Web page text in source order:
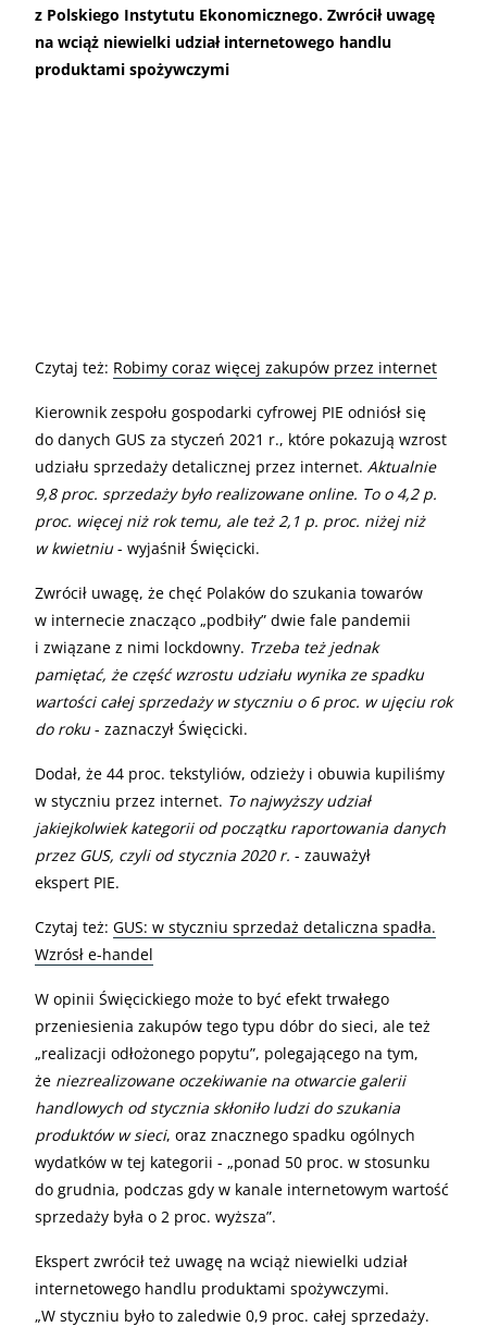
z Polskiego Instytutu Ekonomicznego. Zwrócił uwagę
na wciąż niewielki udział internetowego handlu
produktami spożywczymi
Czytaj też: Robimy coraz więcej zakupów przez internet
Kierownik zespołu gospodarki cyfrowej PIE odniósł się
do danych GUS za styczeń 2021 r., które pokazują wzrost
udziału sprzedaży detalicznej przez internet. Aktualnie
9,8 proc. sprzedaży było realizowane online. To o 4,2 p.
proc. więcej niż rok temu, ale też 2,1 p. proc. niżej niż
w kwietniu- wyjaśnił Święcicki.
Zwrócił uwagę, że chęć Polaków do szukania towarów
w internecie znacząco „podbiły” dwie fale pandemii
i związane z nimi lockdowny. Trzeba też jednak
pamiętać, że część wzrostu udziału wynika ze spadku
wartości całej sprzedaży w styczniu o 6 proc. w ujęciu rok
do roku- zaznaczył Święcicki.
Dodał, że 44 proc. tekstyliów, odzieży i obuwia kupiliśmy
w styczniu przez internet. To najwyższy udział
jakiejkolwiek kategorii od początku raportowania danych
przez GUS, czyli od stycznia 2020 r. - zauważył
ekspert PIE.
Czytaj też: GUS: w styczniu sprzedaż detaliczna spadła.
Wzrósł e-handel
W opinii Święcickiego może to być efekt trwałego
przeniesienia zakupów tego typu dóbr do sieci, ale też
„realizacji odłożonego popytu”, polegającego na tym,
że niezrealizowane oczekiwanie na otwarcie galerii
handlowych od stycznia skłoniło ludzi do szukania
produktów w sieci, oraz znacznego spadku ogólnych
wydatków w tej kategorii - „ponad 50 proc. w stosunku
do grudnia, podczas gdy w kanale internetowym wartość
sprzedaży była o 2 proc. wyższa”.
Ekspert zwrócił też uwagę na wciąż niewielki udział
internetowego handlu produktami spożywczymi.
„W styczniu było to zaledwie 0,9 proc. całej sprzedaży.